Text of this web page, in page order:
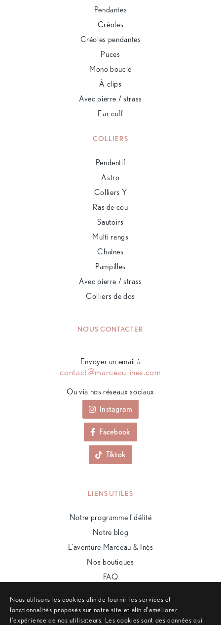
Pendantes
Créoles
Créoles pendantes
Puces
Mono boucle
À clips
Avec pierre / strass
Ear cuff
COLLIERS
Pendentif
Astro
Colliers Y
Ras de cou
Sautoirs
Multi rangs
Chaînes
Pampilles
Avec pierre / strass
Colliers de dos
NOUS CONTACTER
Envoyer un email à
contact@marceau-ines.com
Ou via nos réseaux sociaux
Instagram
Facebook
Tiktok
LIENS UTILES
Notre programme fidélité
Notre blog
L’aventure Marceau & Inès
Nos boutiques
FAQ
Mentions légales
Nous utilisons les cookies afin de fournir les services et
fonctionnalités proposés sur notre site et afin d’améliorer
l’expérience de nos utilisateurs. Les cookies sont des données qui